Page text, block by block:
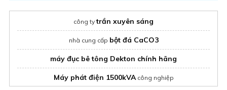
công tytrần xuyên sáng
nhà cung cấp bột đá CaCO3
máy đục bê tông Dekton chính hãng
Máy phát điện 1500kVAcông nghiệp